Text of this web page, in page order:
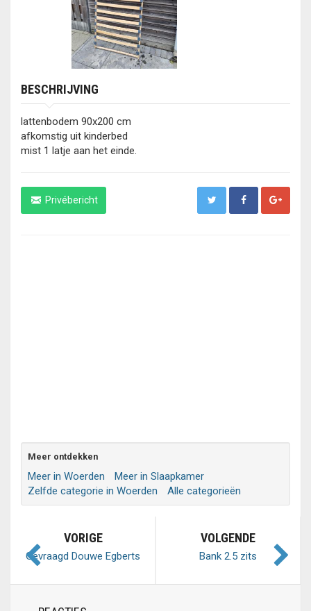
BESCHRIJVING
lattenbodem 90x200 cm
afkomstig uit kinderbed
mist 1 latje aan het einde.
Privébericht
Meer ontdekken
Meer in Woerden
Meer in Slaapkamer
Zelfde categorie in Woerden
Alle categorieën
VORIGE
Gevraagd Douwe Egberts
doelen
VOLGENDE
Bank 2.5 zits